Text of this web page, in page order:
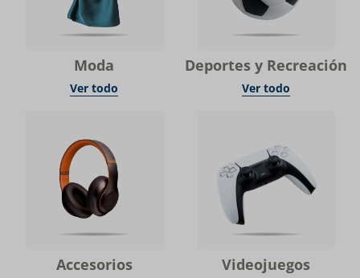
Moda
Ver todo
Deportes y Recreación
Ver todo
Accesorios Videojuegos